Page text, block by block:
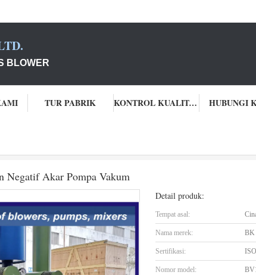
BLOWER
TUR PABRIK KONTROL KUALITAS HUBUNGI
Negatif Akar Pompa Vakum
Detail produk:
Tempat asal:
Nama merek: BK
Sertifikasi:
Nomor model: